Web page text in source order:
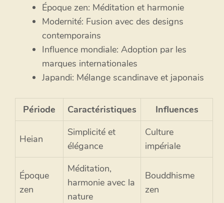
Époque zen: Méditation et harmonie
Modernité: Fusion avec des designs
contemporains
Influence mondiale: Adoption par les
marques internationales
Japandi: Mélange scandinave et japonais
Période Caractéristiques Influences
Heian
Simplicité et
élégance
Culture
impériale
Époque
zen
Méditation,
harmonie avec la
nature
Bouddhisme
zen